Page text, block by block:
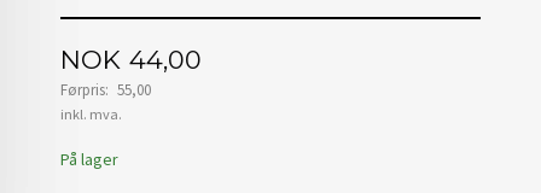
Tilbud
NOK 44,00
Førpris: 55,00
Rabatt
inkl. mva.
På lager